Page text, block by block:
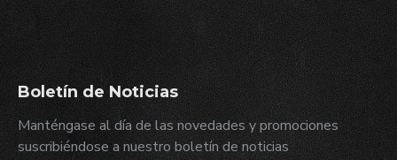
Boletín de Noticias
Manténgase al día de las novedades y promociones
suscribiéndose a nuestro boletín de noticias